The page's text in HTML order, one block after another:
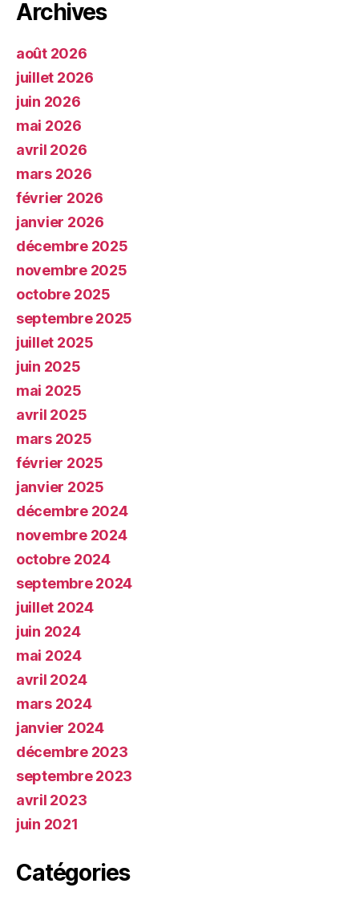
Archives
août 2026
juillet 2026
juin 2026
mai 2026
avril 2026
mars 2026
février 2026
janvier 2026
décembre 2025
novembre 2025
octobre 2025
septembre 2025
juillet 2025
juin 2025
mai 2025
avril 2025
mars 2025
février 2025
janvier 2025
décembre 2024
novembre 2024
octobre 2024
septembre 2024
juillet 2024
juin 2024
mai 2024
avril 2024
mars 2024
janvier 2024
décembre 2023
septembre 2023
avril 2023
juin 2021
Catégories